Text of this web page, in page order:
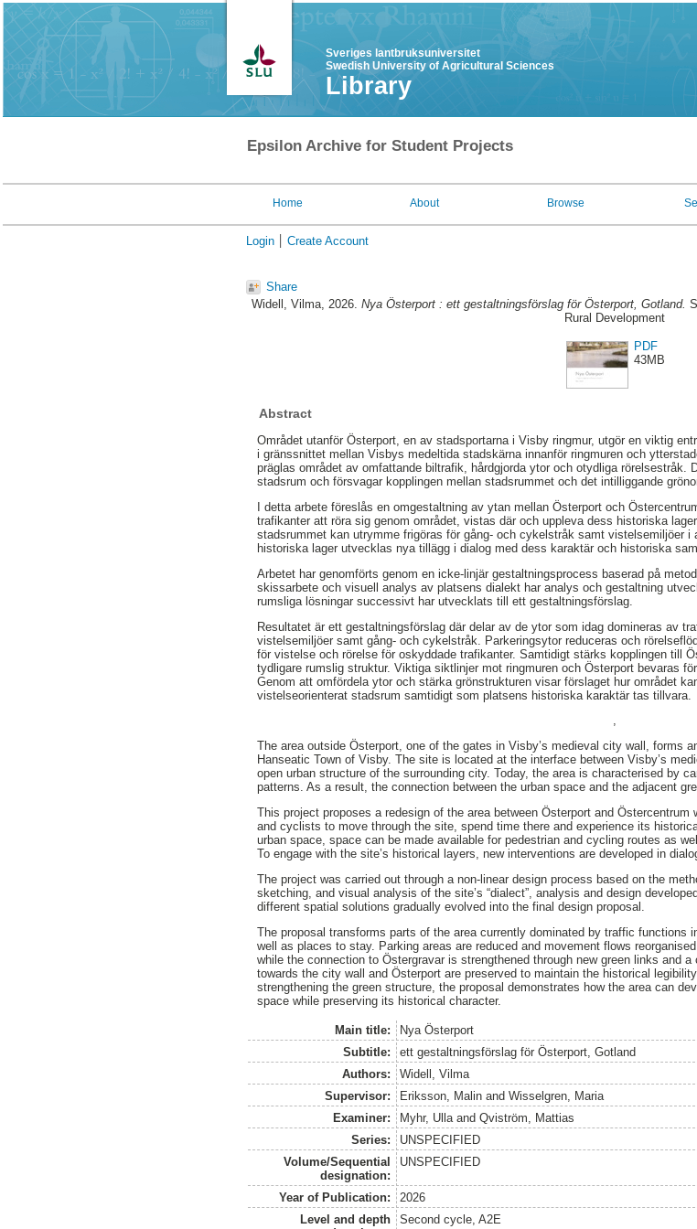
Sveriges lantbruksuniversitet
Swedish University of Agricultural Sciences
Library
Epsilon Archive for Student Projects
Home About Browse
Login Create Account
Share
Widell, Vilma, 2026. Nya Österport : ett gestaltningsförslag för Österport, Gotland.
Rural Development
PDF
43MB
Abstract
Området utanför Österport, en av stadsportarna i Visby ringmur, utgör en viktig
i gränssnittet mellan Visbys medeltida stadskärna innanför ringmuren och
präglas området av omfattande biltrafik, hårdgjorda ytor och otydliga rörelsestråk.
stadsrum och försvagar kopplingen mellan stadsrummet och det intilliggande
I detta arbete föreslås en omgestaltning av ytan mellan Österport och
trafikanter att röra sig genom området, vistas där och uppleva dess historiska
stadsrummet kan utrymme frigöras för gång- och cykelstråk samt vistelsemiljöer
historiska lager utvecklas nya tillägg i dialog med dess karaktär och historiska
Arbetet har genomförts genom en icke-linjär gestaltningsprocess baserad på
skissarbete och visuell analys av platsens dialekt har analys och gestaltning
rumsliga lösningar successivt har utvecklats till ett gestaltningsförslag.
Resultatet är ett gestaltningsförslag där delar av de ytor som idag domineras av
vistelsemiljöer samt gång- och cykelstråk. Parkeringsytor reduceras och
för vistelse och rörelse för oskyddade trafikanter. Samtidigt stärks kopplingen till
tydligare rumslig struktur. Viktiga siktlinjer mot ringmuren och Österport bevaras
Genom att omfördela ytor och stärka grönstrukturen visar förslaget hur området
vistelseorienterat stadsrum samtidigt som platsens historiska karaktär tas tillvara.
,
The area outside Österport, one of the gates in Visby’s medieval city wall, forms
Hanseatic Town of Visby. The site is located at the interface between Visby’s
open urban structure of the surrounding city. Today, the area is characterised by
patterns. As a result, the connection between the urban space and the adjacent
This project proposes a redesign of the area between Österport and
and cyclists to move through the site, spend time there and experience its
urban space, space can be made available for pedestrian and cycling routes as
To engage with the site’s historical layers, new interventions are developed in
The project was carried out through a non-linear design process based on the
sketching, and visual analysis of the site’s “dialect”, analysis and design
different spatial solutions gradually evolved into the final design proposal.
The proposal transforms parts of the area currently dominated by traffic functions
well as places to stay. Parking areas are reduced and movement flows
while the connection to Östergravar is strengthened through new green links and
towards the city wall and Österport are preserved to maintain the historical
strengthening the green structure, the proposal demonstrates how the area can
space while preserving its historical character.
Main title:
Nya Österport
Subtitle:
ett gestaltningsförslag för Österport, Gotland
Authors:
Widell, Vilma
Supervisor:
Eriksson, Malinand Wisselgren, Maria
Examiner:
Myhr, Ullaand Qviström, Mattias
Series:
UNSPECIFIED
Volume/Sequential
designation:
UNSPECIFIED
Year of Publication:
2026
Level and depth
Second cycle, A2E